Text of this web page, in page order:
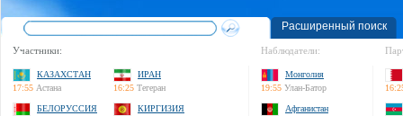
Расширенный поиск
Участники:
КАЗАХСТАН
17:55 Астана
ИРАН
16:25 Тегеран
БЕЛОРУССИЯ
КИРГИЗИЯ
Наблюдатели:
Монголия
19:55 Улан-Батор
Афганистан